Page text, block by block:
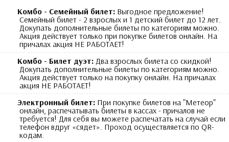
Комбо - Семейный билет: Выгодное предложение!
Семейный билет - 2 взрослых и 1 детский билет до 12 лет.
Докупать дополнительные билеты по категориям можно.
Акция действует только при покупке билетов онлайн. На
причалах акция НЕ РАБОТАЕТ!
Комбо - Билет дуэт: Два взрослых билета со скидкой!
Докупать дополнительные билеты по категориям можно.
Акция действует только на покупку онлайн. На причалах
акция НЕ РАБОТАЕТ!
Электронный билет: При покупке билетов на "Метеор"
онлайн, распечатывать билеты в кассах - причалов не
требуется! Для себя вы можете распечатать на случай если
телефон вдруг «сядет». Проход осуществляется по QR-
кодам.